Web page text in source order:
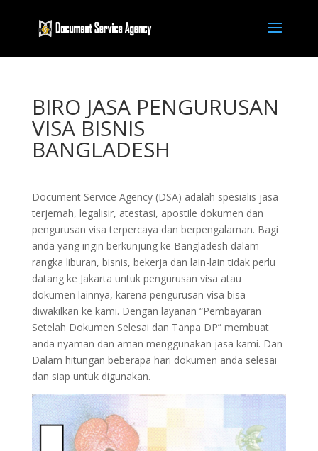
BIRO JASA PENGURUSAN
VISA BISNIS
BANGLADESH
Document Service Agency (DSA) adalah spesialis jasa
terjemah, legalisir, atestasi, apostile dokumen dan
pengurusan visa terpercaya dan berpengalaman. Bagi
anda yang ingin berkunjung ke Bangladesh dalam
rangka liburan, bisnis, bekerja dan lain-lain tidak perlu
datang ke Jakarta untuk pengurusan visa atau
dokumen lainnya, karena pengurusan visa bisa
diwakilkan ke kami. Dengan layanan “Pembayaran
Setelah Dokumen Selesai dan Tanpa DP” membuat
anda nyaman dan aman menggunakan jasa kami. Dan
Dalam hitungan beberapa hari dokumen anda selesai
dan siap untuk digunakan.